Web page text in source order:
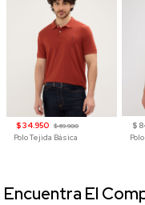
$ 34.950 $ 69.900
Polo Tejida Básica
$
Encuentra El